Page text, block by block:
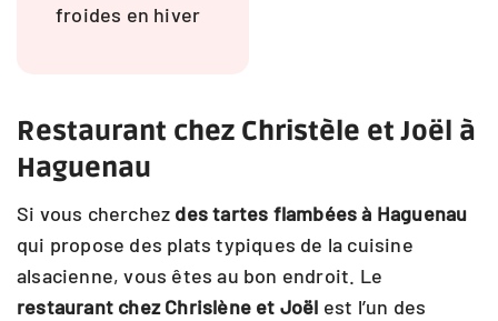
froides en hiver
Restaurant chez Christèle et Joël à
Haguenau
Si vous cherchez des tartes flambées à Haguenau
qui propose des plats typiques de la cuisine
alsacienne, vous êtes au bon endroit. Le
restaurant chez Chrislène et Joël est l’un des